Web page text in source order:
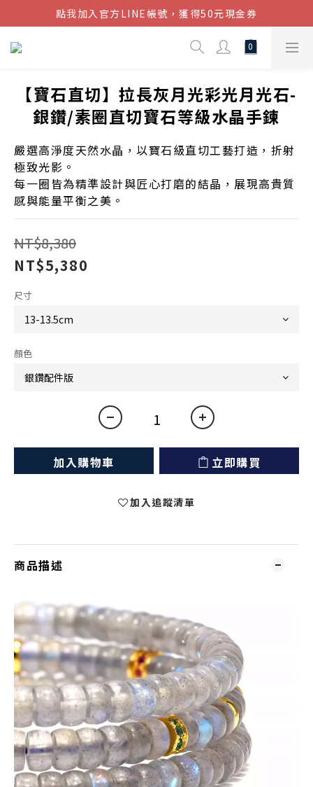
結帳金額滿$1080超取免運
點我加入官方LINE帳號，獲得50元現金券
結帳金額滿$1080超取免運
【寶石直切】拉長灰月光彩光月光石-
銀鑽/素圈直切寶石等級水晶手鍊
嚴選高淨度天然水晶，以寶石級直切工藝打造，折射
極致光影。
每一圈皆為精準設計與匠心打磨的結晶，展現高貴質
感與能量平衡之美。
NT$8,380
NT$5,380
尺寸
顏色
加入購物車 立即購買
加入追蹤清單
商品描述